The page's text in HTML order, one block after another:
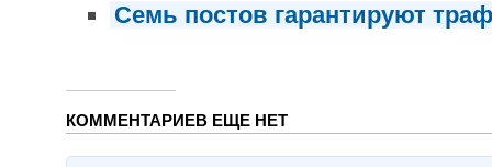
Семь постов гарантируют
КОММЕНТАРИЕВ ЕЩЕ НЕТ